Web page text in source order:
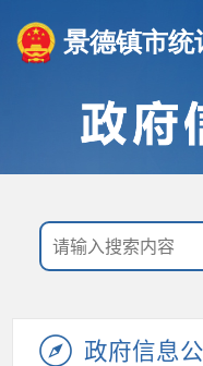
景德镇市统
政府信息